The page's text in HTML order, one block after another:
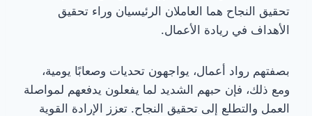
تحقيق النجاح هما العاملان الرئيسيان وراء تحقيق
الأهداف في ريادة الأعمال.
بصفتهم رواد أعمال، يواجهون تحديات وصعابًا يومية،
ومع ذلك، فإن حبهم الشديد لما يفعلون يدفعهم لمواصلة
العمل والتطلع إلى تحقيق النجاح. تعزز الإرادة القوية